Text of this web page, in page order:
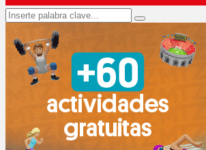
Search
for:
Search